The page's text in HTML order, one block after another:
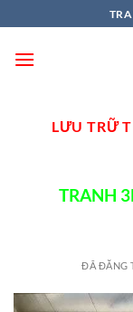
LƯU TRỮ
TRANH
ĐÃ ĐĂNG